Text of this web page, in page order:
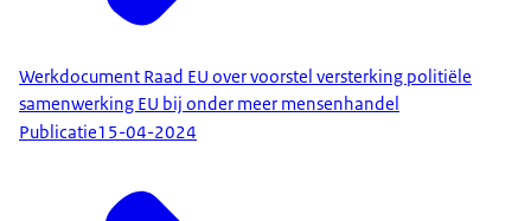
Werkdocument Raad EU over voorstel versterking politiële
samenwerking EU bij onder meer mensenhandel
Publicatie15-04-2024